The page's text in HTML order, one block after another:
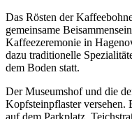
Das Rösten der
gemeinsame
Kaffeezeremonie in
dazu traditionelle
dem Boden statt.
Der Museumshof und die
Kopfsteinpflaster versehen.